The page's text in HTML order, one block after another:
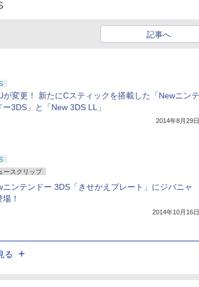
記事へ
が変更！ 新たにCスティックを搭載した「Newニンテ
ー3DS」と「New 3DS LL」
2014年8月29日
ースクリップ
ニンテンドー 3DS「きせかえプレート」にジバニャ
場！
2014年10月16日
る